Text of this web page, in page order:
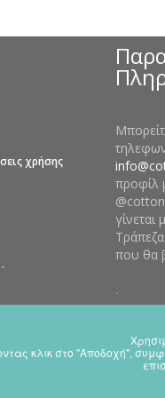
χρήσης
προφίλ
γίνεται
που θα
.
We use them to give you the
κλικ στο "Αποδοχή",